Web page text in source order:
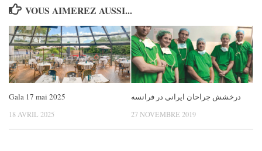
VOUS AIMEREZ AUSSI...
Gala 17 mai 2025
18 AVRIL 2025
درخشش جراحان ایرانی در فرانسه
27 NOVEMBRE 2019